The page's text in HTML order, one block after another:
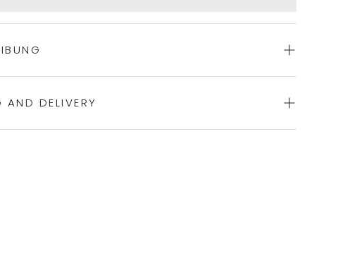
Bikini von BEACHLIFE
AND DELIVERY